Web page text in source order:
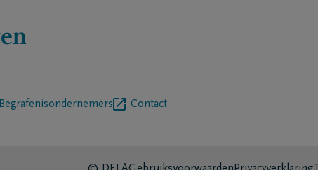
Begrafenisondernemers Contact